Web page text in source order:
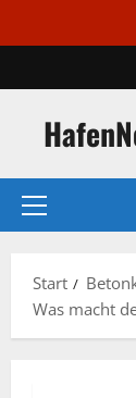
Inhalt
Primäres
Start
Was macht